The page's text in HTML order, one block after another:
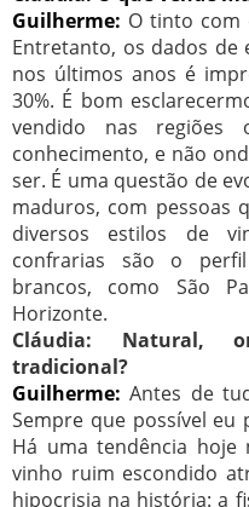
Guilherme: O tinto com
Entretanto, os dados de
nos últimos anos é
30%. É bom
vendido nas
conhecimento, e não
ser. É uma questão de
maduros, com pessoas
diversos estilos de
confrarias são o
brancos, como São
Horizonte.
Cláudia: Natural,
tradicional?
Guilherme: Antes de
Sempre que possível
Há uma tendência hoje
vinho ruim escondido
hipocrisia na história: a